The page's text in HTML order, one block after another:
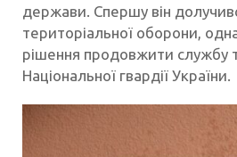
держави. Спершу він
територіальної оборони,
рішення продовжити службу
Національної гвардії України.